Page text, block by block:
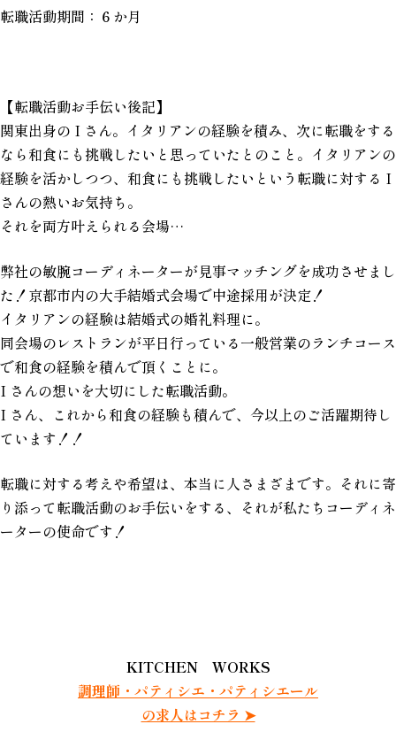
転職活動期間：６か月
【転職活動お手伝い後記】
関東出身の I さん。イタリアンの経験を積み、次に転職をする
なら和食にも挑戦したいと思っていたとのこと。イタリアンの
経験を活かしつつ、和食にも挑戦したいという転職に対する I
さんの熱いお気持ち。
それを両方叶えられる会場…
弊社の敏腕コーディネーターが見事マッチングを成功させまし
た！京都市内の大手結婚式会場で中途採用が決定！
イタリアンの経験は結婚式の婚礼料理に。
同会場のレストランが平日行っている一般営業のランチコース
で和食の経験を積んで頂くことに。
I さんの想いを大切にした転職活動。
I さん、これから和食の経験も積んで、今以上のご活躍期待し
ています！！
転職に対する考えや希望は、本当に人さまざまです。それに寄
り添って転職活動のお手伝いをする、それが私たちコーディネ
ーターの使命です！
KITCHEN WORKS
調理師・パティシエ・パティシエール
の求人はコチラ ➤